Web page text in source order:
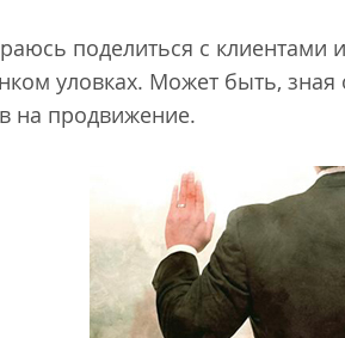
поделиться с
уловках. Может быть,
на продвижение.